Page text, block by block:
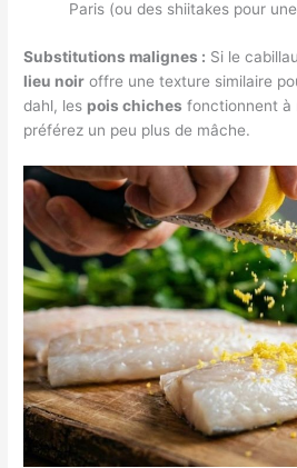
Paris (ou des shiitakes pour
Substitutions malignes : Si le
lieu noir offre une texture similaire
dahl, les pois chiches fonctionnent à
préférez un peu plus de mâche.